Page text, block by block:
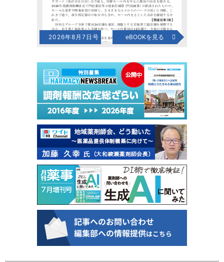
2026年8月7日号 eBOOKを見る